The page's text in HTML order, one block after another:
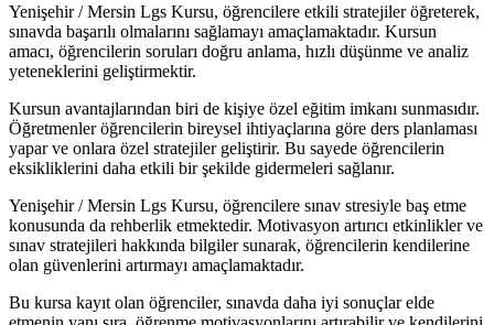
Yenişehir / Mersin Lgs Kursu, öğrencilere etkili stratejiler öğreterek,
sınavda başarılı olmalarını sağlamayı amaçlamaktadır. Kursun
amacı, öğrencilerin soruları doğru anlama, hızlı düşünme ve analiz
yeteneklerini geliştirmektir.
Kursun avantajlarından biri de kişiye özel eğitim imkanı sunmasıdır.
Öğretmenler öğrencilerin bireysel ihtiyaçlarına göre ders planlaması
yapar ve onlara özel stratejiler geliştirir. Bu sayede öğrencilerin
eksikliklerini daha etkili bir şekilde gidermeleri sağlanır.
Yenişehir / Mersin Lgs Kursu, öğrencilere sınav stresiyle baş etme
konusunda da rehberlik etmektedir. Motivasyon artırıcı etkinlikler ve
sınav stratejileri hakkında bilgiler sunarak, öğrencilerin kendilerine
olan güvenlerini artırmayı amaçlamaktadır.
Bu kursa kayıt olan öğrenciler, sınavda daha iyi sonuçlar elde